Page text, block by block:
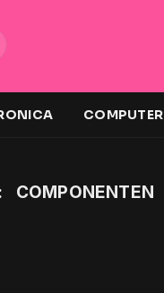
COMPUTER
COMPONENTEN